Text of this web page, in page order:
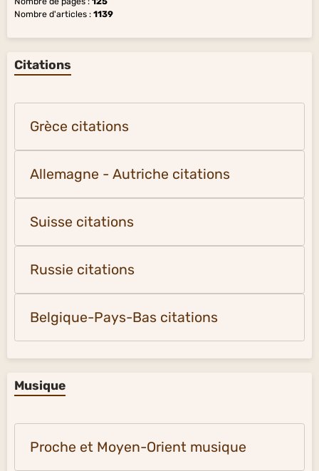
Nombre d'articles : 1139
Citations
Grèce citations
Allemagne - Autriche citations
Suisse citations
Russie citations
Belgique-Pays-Bas citations
Musique
Proche et Moyen-Orient musique